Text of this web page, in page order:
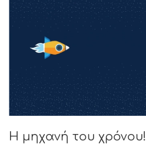
Η μηχανή του χρόνου!